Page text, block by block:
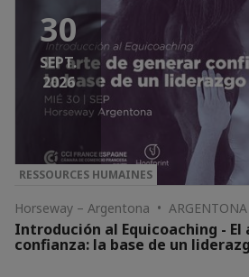
30
SEPT.
2026
RESSOURCES HUMAINES
Horseway – Argentona • ARGENTONA
Introdución al Equicoaching -
confianza: la base de un